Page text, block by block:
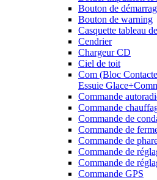
Bouton de
Bouton de warning
Casquette tableau
Cendrier
Chargeur CD
Ciel de toit
Com (Bloc
Essuie
Commande
Commande
Commande de
Commande de
Commande de
Commande de
Commande de
Commande GPS